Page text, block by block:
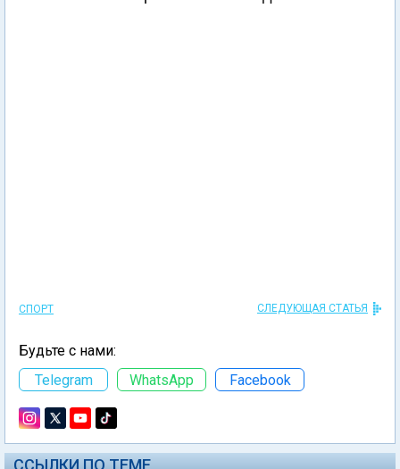
СПОРТ СЛЕДУЮЩАЯ СТАТЬЯ
Будьте с нами:
Telegram
WhatsApp Facebook
ССЫЛКИ ПО ТЕМЕ